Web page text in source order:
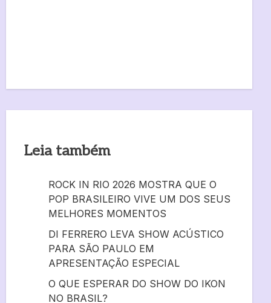
Leia também
ROCK IN RIO 2026 MOSTRA QUE O
POP BRASILEIRO VIVE UM DOS SEUS
MELHORES MOMENTOS
DI FERRERO LEVA SHOW ACÚSTICO
PARA SÃO PAULO EM
APRESENTAÇÃO ESPECIAL
O QUE ESPERAR DO SHOW DO IKON
NO BRASIL?